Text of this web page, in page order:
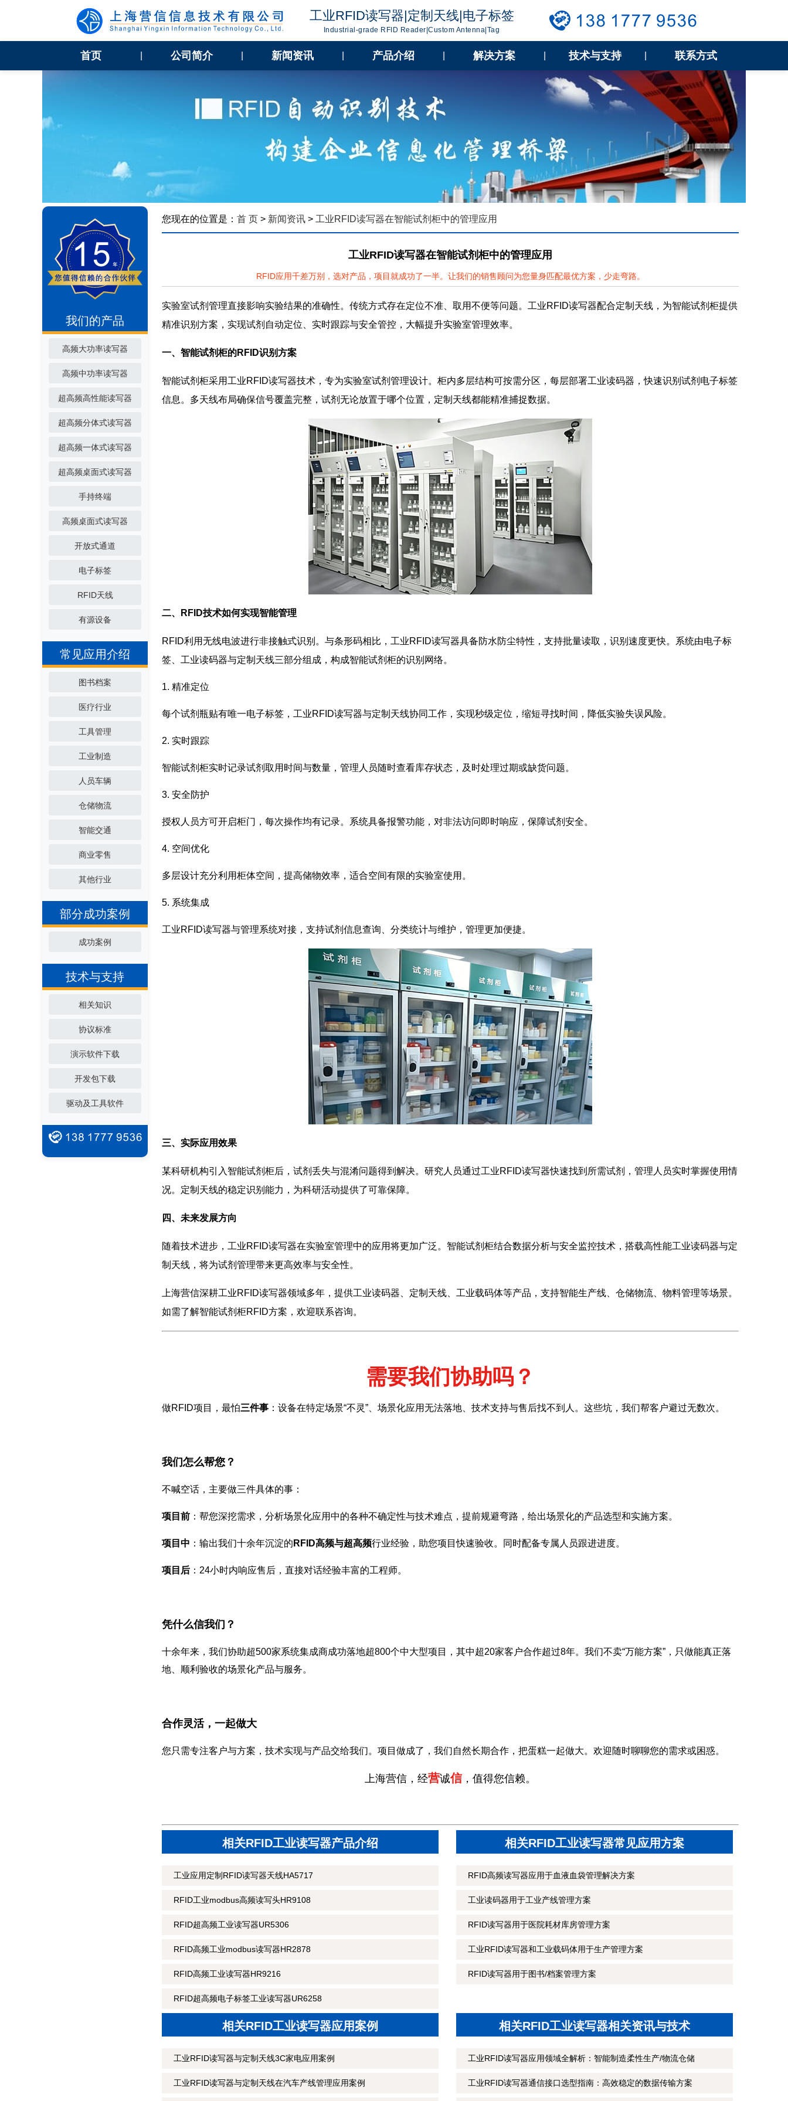
工业RFID读写器|定制天线|电子标签
Industrial-grade RFID Reader|Custom Antenna|Tag
首页 公司简介 新闻资讯 产品介绍 解决方案 技术与支持 联系方式
我们的产品
高频大功率读写器
高频中功率读写器
超高频高性能读写器
超高频分体式读写器
超高频一体式读写器
超高频桌面式读写器
手持终端
高频桌面式读写器
开放式通道
电子标签
RFID天线
有源设备
常见应用介绍
图书档案
医疗行业
工具管理
工业制造
人员车辆
仓储物流
智能交通
商业零售
其他行业
部分成功案例
成功案例
技术与支持
相关知识
协议标准
演示软件下载
开发包下载
驱动及工具软件
您现在的位置是： 首 页 > 新闻资讯 > 工业RFID读写器在智能试剂柜中的管理应用
工业RFID读写器在智能试剂柜中的管理应用
RFID应用千差万别，选对产品，项目就成功了一半。让我们的销售顾问为您量身匹配最优方案，少走弯路。
实验室试剂管理直接影响实验结果的准确性。传统方式存在定位不准、取用不便等问题。工业RFID读写器配合定制天线，为智能试剂柜提供
精准识别方案，实现试剂自动定位、实时跟踪与安全管控，大幅提升实验室管理效率。
一、智能试剂柜的RFID识别方案
智能试剂柜采用工业RFID读写器技术，专为实验室试剂管理设计。柜内多层结构可按需分区，每层部署工业读码器，快速识别试剂电子标签
信息。多天线布局确保信号覆盖完整，试剂无论放置于哪个位置，定制天线都能精准捕捉数据。
二、RFID技术如何实现智能管理
RFID利用无线电波进行非接触式识别。与条形码相比，工业RFID读写器具备防水防尘特性，支持批量读取，识别速度更快。系统由电子标
签、工业读码器与定制天线三部分组成，构成智能试剂柜的识别网络。
1. 精准定位
每个试剂瓶贴有唯一电子标签，工业RFID读写器与定制天线协同工作，实现秒级定位，缩短寻找时间，降低实验失误风险。
2. 实时跟踪
智能试剂柜实时记录试剂取用时间与数量，管理人员随时查看库存状态，及时处理过期或缺货问题。
3. 安全防护
授权人员方可开启柜门，每次操作均有记录。系统具备报警功能，对非法访问即时响应，保障试剂安全。
4. 空间优化
多层设计充分利用柜体空间，提高储物效率，适合空间有限的实验室使用。
5. 系统集成
工业RFID读写器与管理系统对接，支持试剂信息查询、分类统计与维护，管理更加便捷。
三、实际应用效果
某科研机构引入智能试剂柜后，试剂丢失与混淆问题得到解决。研究人员通过工业RFID读写器快速找到所需试剂，管理人员实时掌握使用情
况。定制天线的稳定识别能力，为科研活动提供了可靠保障。
四、未来发展方向
随着技术进步，工业RFID读写器在实验室管理中的应用将更加广泛。智能试剂柜结合数据分析与安全监控技术，搭载高性能工业读码器与定
制天线，将为试剂管理带来更高效率与安全性。
上海营信深耕工业RFID读写器领域多年，提供工业读码器、定制天线、工业载码体等产品，支持智能生产线、仓储物流、物料管理等场景。
如需了解智能试剂柜RFID方案，欢迎联系咨询。
需要我们协助吗？
做RFID项目，最怕三件事 ：设备在特定场景“不灵”、场景化应用无法落地、技术支持与售后找不到人。这些坑，我们帮客户避过无数次。
我们怎么帮您？
不喊空话，主要做三件具体的事：
项目前 ：帮您深挖需求，分析场景化应用中的各种不确定性与技术难点，提前规避弯路，给出场景化的产品选型和实施方案。
项目中 ：输出我们十余年沉淀的 RFID高频与超高频行业经验，助您项目快速验收。同时配备专属人员跟进进度。
项目后 ：24小时内响应售后，直接对话经验丰富的工程师。
凭什么信我们？
十余年来，我们协助超500家系统集成商成功落地超800个中大型项目，其中超20家客户合作超过8年。我们不卖“万能方案”，只做能真正落
地、顺利验收的场景化产品与服务。
合作灵活，一起做大
您只需专注客户与方案，技术实现与产品交给我们。项目做成了，我们自然长期合作，把蛋糕一起做大。欢迎随时聊聊您的需求或困惑。
上海营信，经营诚信，值得您信赖。
相关RFID工业读写器产品介绍
工业应用定制RFID读写器天线HA5717
RFID工业modbus高频读写头HR9108
RFID超高频工业读写器UR5306
RFID高频工业modbus读写器HR2878
RFID高频工业读写器HR9216
RFID超高频电子标签工业读写器UR6258
相关RFID工业读写器常见应用方案
RFID高频读写器应用于血液血袋管理解决方案
工业读码器用于工业产线管理方案
RFID读写器用于医院耗材库房管理方案
工业RFID读写器和工业载码体用于生产管理方案
RFID读写器用于图书/档案管理方案
相关RFID工业读写器应用案例
工业RFID读写器与定制天线3C家电应用案例
工业RFID读写器与定制天线在汽车产线管理应用案例
相关RFID工业读写器相关资讯与技术
工业RFID读写器应用领域全解析：智能制造柔性生产/物流仓储
工业RFID读写器通信接口选型指南：高效稳定的数据传输方案